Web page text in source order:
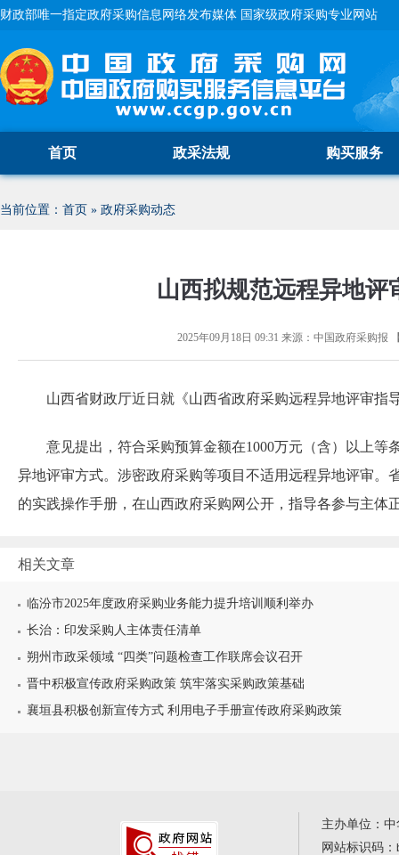
财政部唯一指定政府采购信息网络发布媒体 国家级政府采购专业网站
首页 政采法规 购买服务
当前位置： 首页 » 政府采购动态
山西拟规范远程异地评
2025年09月18日 09:31 来源： 中国政府采购报
山西省财政厅近日就《山西省政府采购远程异地评审指
意见提出，符合采购预算金额在1000万元（含）以上等
异地评审方式。涉密政府采购等项目不适用远程异地评审。
的实践操作手册，在山西政府采购网公开，指导各参与主体
相关文章
临汾市2025年度政府采购业务能力提升培训顺利举办
长治：印发采购人主体责任清单
朔州市政采领域 “四类”问题检查工作联席会议召开
晋中积极宣传政府采购政策 筑牢落实采购政策基础
襄垣县积极创新宣传方式 利用电子手册宣传政府采购政策
主办单位：
网站标识码：